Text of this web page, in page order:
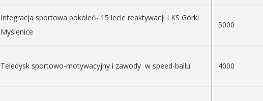
Integracja sportowa pokoleń- 15 lecie reaktywacji LKS Górki
Myślenice
5000
Teledysk sportowo-motywacyjny i zawody w speed-ballu 4000